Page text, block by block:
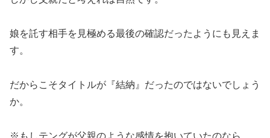
娘を託す相手を見極める最後の確認だったようにも見えま
す。
だからこそタイトルが『結納』だったのではないでしょう
か。
※もしテングが父親のような感情を抱いていたのなら、